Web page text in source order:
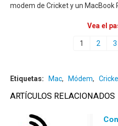
modem de Cricket y un MacBook
Vea el
1 2 3
Etiquetas: Mac, Módem,
ARTÍCULOS RELACIONADOS